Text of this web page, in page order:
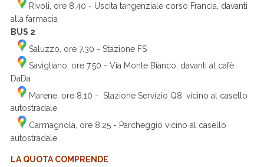
Rivoli, ore 8.40 - Uscita tangenziale corso Francia, davanti
alla farmacia
BUS 2
Saluzzo, ore 7.30 - Stazione FS
Savigliano, ore 7.50 - Via Monte Bianco, davanti al cafè
DaDa
Marene, ore 8.10 - Stazione Servizio Q8, vicino al casello
autostradale
Carmagnola, ore 8.25 - Parcheggio vicino al casello
autostradale
LA QUOTA COMPRENDE